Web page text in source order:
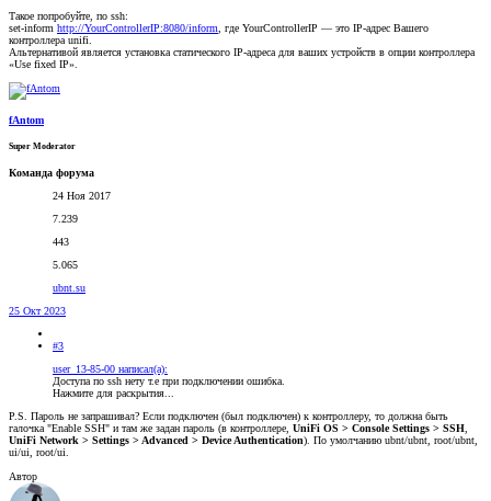
Такое попробуйте, по ssh:
set-inform http://YourControllerIP:8080/inform , где YourControllerIP — это IP-адрес Вашего
контроллера unifi.
Альтернативой является установка статического IP-адреса для ваших устройств в опции контроллера
«Use fixed IP».
fAntom
Super Moderator
Команда форума
24 Ноя 2017
7.239
443
5.065
ubnt.su
25 Окт 2023
#3
user_13-85-00 написал(а):
Доступа по ssh нету т.е при подключении ошибка.
Нажмите для раскрытия...
P.S. Пароль не запрашивал? Если подключен (был подключен) к контроллеру, то должна быть
галочка "Enable SSH" и там же задан пароль (в контроллере, UniFi OS > Console Settings > SSH
UniFi Network > Settings > Advanced > Device Authentication). По умолчанию ubnt/ubnt, root/ubnt,
ui/ui, root/ui.
Автор